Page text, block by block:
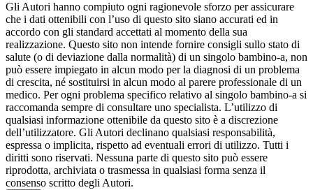
Gli Autori hanno compiuto ogni ragionevole sforzo per assicurare
che i dati ottenibili con l’uso di questo sito siano accurati ed in
accordo con gli standard accettati al momento della sua
realizzazione. Questo sito non intende fornire consigli sullo stato di
salute (o di deviazione dalla normalità) di un singolo bambino-a, non
può essere impiegato in alcun modo per la diagnosi di un problema
di crescita, né sostituirsi in alcun modo al parere professionale di un
medico. Per ogni problema specifico relativo al singolo bambino-a si
raccomanda sempre di consultare uno specialista. L’utilizzo di
qualsiasi informazione ottenibile da questo sito è a discrezione
dell’utilizzatore. Gli Autori declinano qualsiasi responsabilità,
espressa o implicita, rispetto ad eventuali errori di utilizzo. Tutti i
diritti sono riservati. Nessuna parte di questo sito può essere
riprodotta, archiviata o trasmessa in qualsiasi forma senza il
consenso scritto degli Autori.